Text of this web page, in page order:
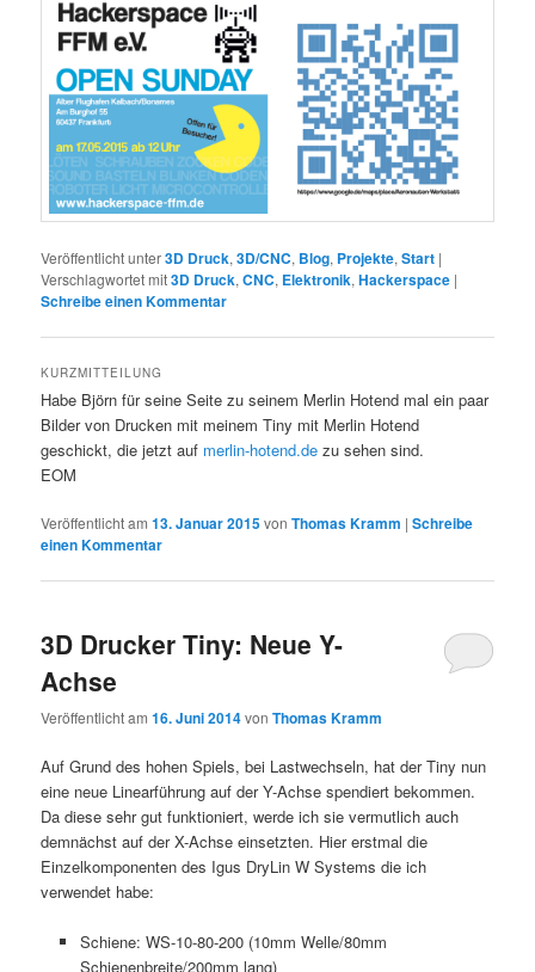
Veröffentlicht unter3D Druck,3D/CNC, Blog, Projekte,Start |
Verschlagwortet mit3D Druck,CNC, Elektronik,Hackerspace |
Schreibe einen Kommentar
KURZMITTEILUNG
Habe Björn für seine Seite zu seinem Merlin Hotend mal ein paar
Bilder von Drucken mit meinem Tiny mit Merlin Hotend
geschickt, die jetzt auf merlin-hotend.de zu sehen sind.
EOM
Veröffentlicht am13. Januar 2015vonThomas Kramm |Schreibe
einen Kommentar
3D Drucker Tiny: Neue Y-
Achse
Veröffentlicht am16. Juni 2014vonThomas Kramm
Auf Grund des hohen Spiels, bei Lastwechseln, hat der Tiny nun
eine neue Linearführung auf der Y-Achse spendiert bekommen.
Da diese sehr gut funktioniert, werde ich sie vermutlich auch
demnächst auf der X-Achse einsetzten. Hier erstmal die
Einzelkomponenten des Igus DryLin W Systems die ich
verwendet habe:
Schiene: WS-10-80-200 (10mm Welle/80mm
Schienenbreite/200mm lang)